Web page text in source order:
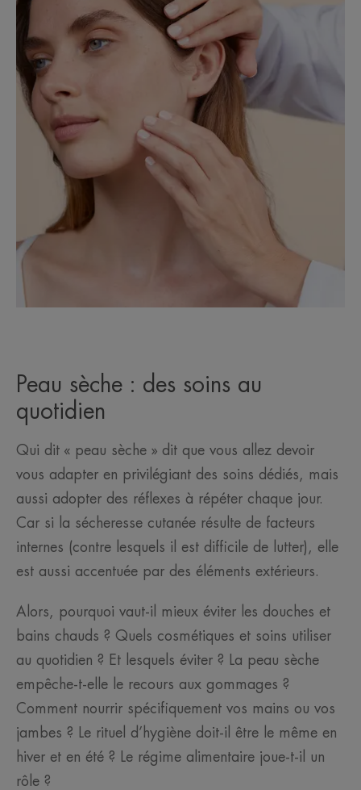
Peau sèche : des soins au
quotidien
Qui dit « peau sèche » dit que vous allez devoir
vous adapter en privilégiant des soins dédiés, mais
aussi adopter des réflexes à répéter chaque jour.
Car si la sécheresse cutanée résulte de facteurs
internes (contre lesquels il est difficile de lutter), elle
est aussi accentuée par des éléments extérieurs.
Alors, pourquoi vaut-il mieux éviter les douches et
bains chauds ? Quels cosmétiques et soins utiliser
au quotidien ? Et lesquels éviter ? La peau sèche
empêche-t-elle le recours aux gommages ?
Comment nourrir spécifiquement vos mains ou vos
jambes ? Le rituel d’hygiène doit-il être le même en
hiver et en été ? Le régime alimentaire joue-t-il un
rôle ?